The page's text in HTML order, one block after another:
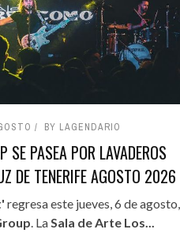
BY LAGENDARIO
SE PASEA POR LAVADEROS
DE TENERIFE AGOSTO 2026
regresa este jueves, 6 de agosto,
. LaSala de Arte Los...